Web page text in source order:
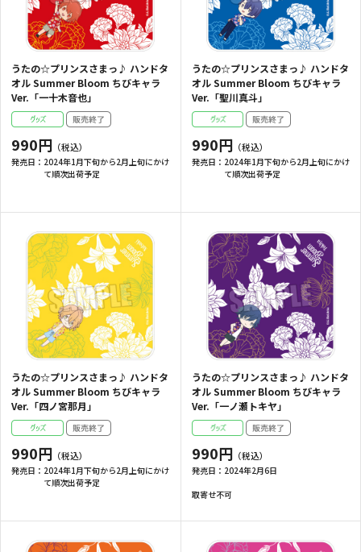
うたの☆プリンスさまっ♪ ハンドタ
オル Summer Bloom ちびキャラ
Ver.「一十木音也」
990円
発売日： 2024年1月下旬から2月上旬にかけ
て順次出荷予定
うたの☆プリンスさまっ♪ ハンドタ
オル Summer Bloom ちびキャラ
Ver.「聖川真斗」
990円
発売日： 2024年1月下旬から2月上旬にかけ
て順次出荷予定
うたの☆プリンスさまっ♪ ハンドタ
オル Summer Bloom ちびキャラ
Ver.「四ノ宮那月」
990円
発売日： 2024年1月下旬から2月上旬にかけ
て順次出荷予定
うたの☆プリンスさまっ♪ ハンドタ
オル Summer Bloom ちびキャラ
Ver.「一ノ瀬トキヤ」
990円
発売日： 2024年2月6日
取寄せ不可